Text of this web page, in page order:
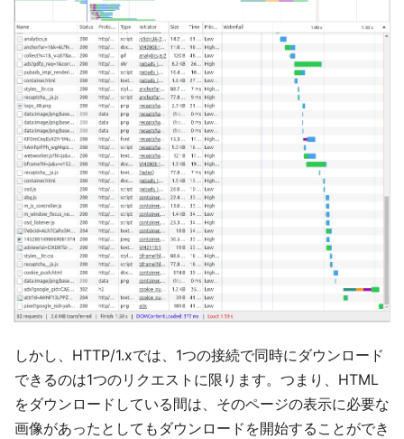
しかし、HTTP/1.xでは、1つの接続で同時にダウンロード
できるのは1つのリクエストに限ります。つまり、HTML
をダウンロードしている間は、そのページの表示に必要な
画像があったとしてもダウンロードを開始することができ